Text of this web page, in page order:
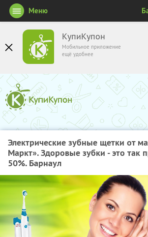
КупиКупон
Мобильное приложение
ещё удобнее
Меню
Электрические зубные щетки от
Маркт». Здоровые зубки - это так
50%. Барнаул